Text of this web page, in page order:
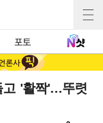
포토
고 '활짝'…뚜렷